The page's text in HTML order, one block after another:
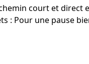
court et
: Pour une pause